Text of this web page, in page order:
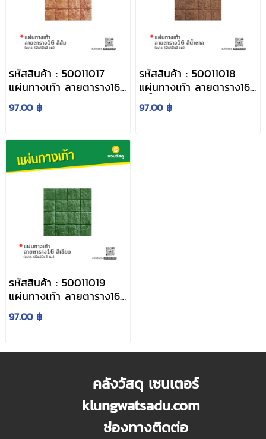
รหัสสินค้า : 50011017
แผ่นทางเท้า ลายตาราง16
สีส้ม ขนาด 40 x 40 x 3
ซม.
97.00 ฿
รหัสสินค้า : 50011018
แผ่นทางเท้า ลายตาราง16
สีน้ำตาล ขนาด 40 x 40
x 3 ซม.
97.00 ฿
รหัสสินค้า : 50011019
แผ่นทางเท้า ลายตาราง16
สีเขียว ขนาด 40 x 40 x
3 ซม.
97.00 ฿
คลังวัสดุ เซนเตอร์
klungwatsadu.com
ช่องทางติดต่อ